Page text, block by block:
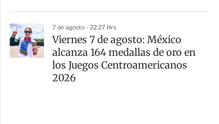
7 de agosto - 22:27 Hrs
Viernes 7 de agosto: México
alcanza 164 medallas de oro en
los Juegos Centroamericanos
2026